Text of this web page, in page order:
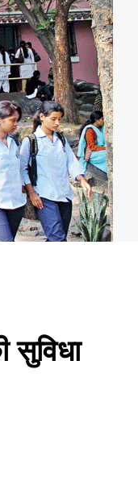
सुविधा